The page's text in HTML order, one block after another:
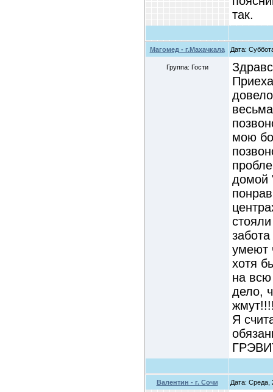
так.
Магомед - г.Махачкала Дата:
Группа: Гости
мою
домой
умеют
хотя
на всю
дело,
Я
Валентин - г. Сочи Дата: Среда,